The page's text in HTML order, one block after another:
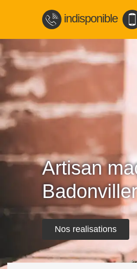
indisponible
Artisan
Nos realisations